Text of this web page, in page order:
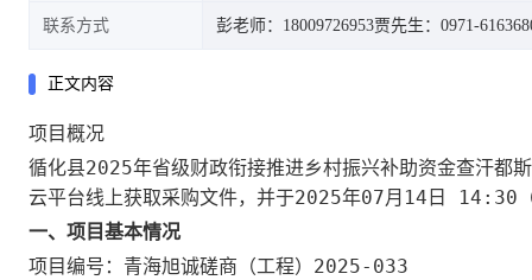
联系方式 彭老师：18009726953贾先生：0971-
正文内容
项目概况
循化县2025年省级财政衔接推进乡村振兴补助资金查汗都
云平台线上获取采购文件，并于2025年07月14日 14:30
一、项目基本情况
项目编号： 青海旭诚磋商（工程）2025-033